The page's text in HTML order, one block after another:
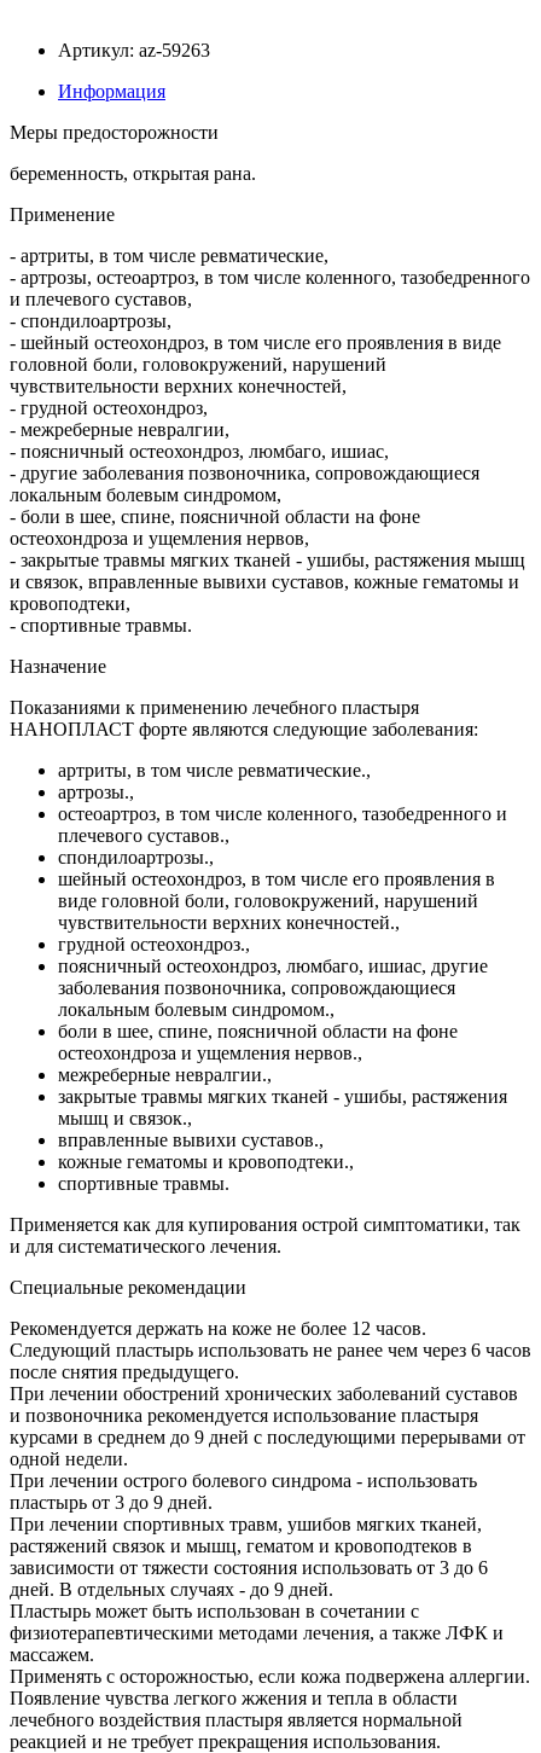
Артикул: az-59263
Информация
Меры предосторожности
беременность, открытая рана.
Применение
- артриты, в том числе ревматические,
- артрозы, остеоартроз, в том числе коленного, тазобедренного
и плечевого суставов,
- спондилоартрозы,
- шейный остеохондроз, в том числе его проявления в виде
головной боли, головокружений, нарушений
чувствительности верхних конечностей,
- грудной остеохондроз,
- межреберные невралгии,
- поясничный остеохондроз, люмбаго, ишиас,
- другие заболевания позвоночника, сопровождающиеся
локальным болевым синдромом,
- боли в шее, спине, поясничной области на фоне
остеохондроза и ущемления нервов,
- закрытые травмы мягких тканей - ушибы, растяжения мышц
и связок, вправленные вывихи суставов, кожные гематомы и
кровоподтеки,
- спортивные травмы.
Назначение
Показаниями к применению лечебного пластыря
НАНОПЛАСТ форте являются следующие заболевания:
артриты, в том числе ревматические.,
артрозы.,
остеоартроз, в том числе коленного, тазобедренного и
плечевого суставов.,
спондилоартрозы.,
шейный остеохондроз, в том числе его проявления в
виде головной боли, головокружений, нарушений
чувствительности верхних конечностей.,
грудной остеохондроз.,
поясничный остеохондроз, люмбаго, ишиас, другие
заболевания позвоночника, сопровождающиеся
локальным болевым синдромом.,
боли в шее, спине, поясничной области на фоне
остеохондроза и ущемления нервов.,
межреберные невралгии.,
закрытые травмы мягких тканей - ушибы, растяжения
мышц и связок.,
вправленные вывихи суставов.,
кожные гематомы и кровоподтеки.,
спортивные травмы.
Применяется как для купирования острой симптоматики, так
и для систематического лечения.
Специальные рекомендации
Рекомендуется держать на коже не более 12 часов.
Следующий пластырь использовать не ранее чем через 6 часов
после снятия предыдущего.
При лечении обострений хронических заболеваний суставов
и позвоночника рекомендуется использование пластыря
курсами в среднем до 9 дней с последующими перерывами от
одной недели.
При лечении острого болевого синдрома - использовать
пластырь от 3 до 9 дней.
При лечении спортивных травм, ушибов мягких тканей,
растяжений связок и мышц, гематом и кровоподтеков в
зависимости от тяжести состояния использовать от 3 до 6
дней. В отдельных случаях - до 9 дней.
Пластырь может быть использован в сочетании с
физиотерапевтическими методами лечения, а также ЛФК и
массажем.
Применять с осторожностью, если кожа подвержена аллергии.
Появление чувства легкого жжения и тепла в области
лечебного воздействия пластыря является нормальной
реакцией и не требует прекращения использования.